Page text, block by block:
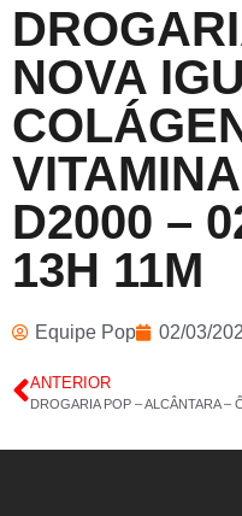
NOVA
D2000 –
13H 11M
Equipe Pop 02/03/
ANTERIOR